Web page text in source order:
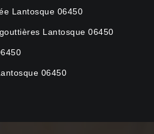
Lantosque 06450
Lantosque 06450
06450